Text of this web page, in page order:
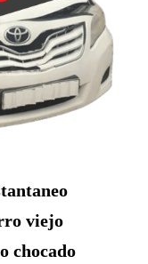
viejo
chocado